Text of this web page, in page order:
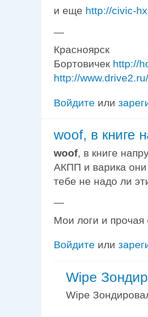
и еще http://civic-
—
Красноярск
Бортовичек http://
http://
Войдите или
woof, в книге
woof, в книге
АКПП и варика они
тебе не надо ли
—
Мои логи и
Войдите или
Wipe
Wipe